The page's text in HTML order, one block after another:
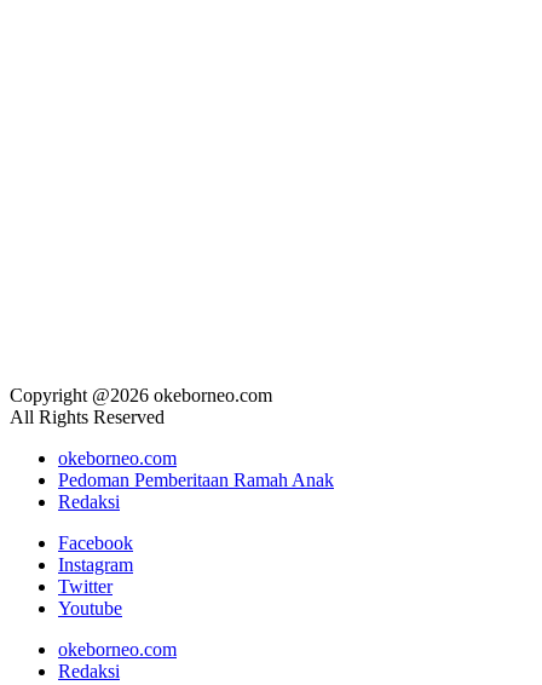
Copyright @2026 okeborneo.com
All Rights Reserved
okeborneo.com
Pedoman Pemberitaan Ramah Anak
Redaksi
Facebook
Instagram
Twitter
Youtube
okeborneo.com
Redaksi